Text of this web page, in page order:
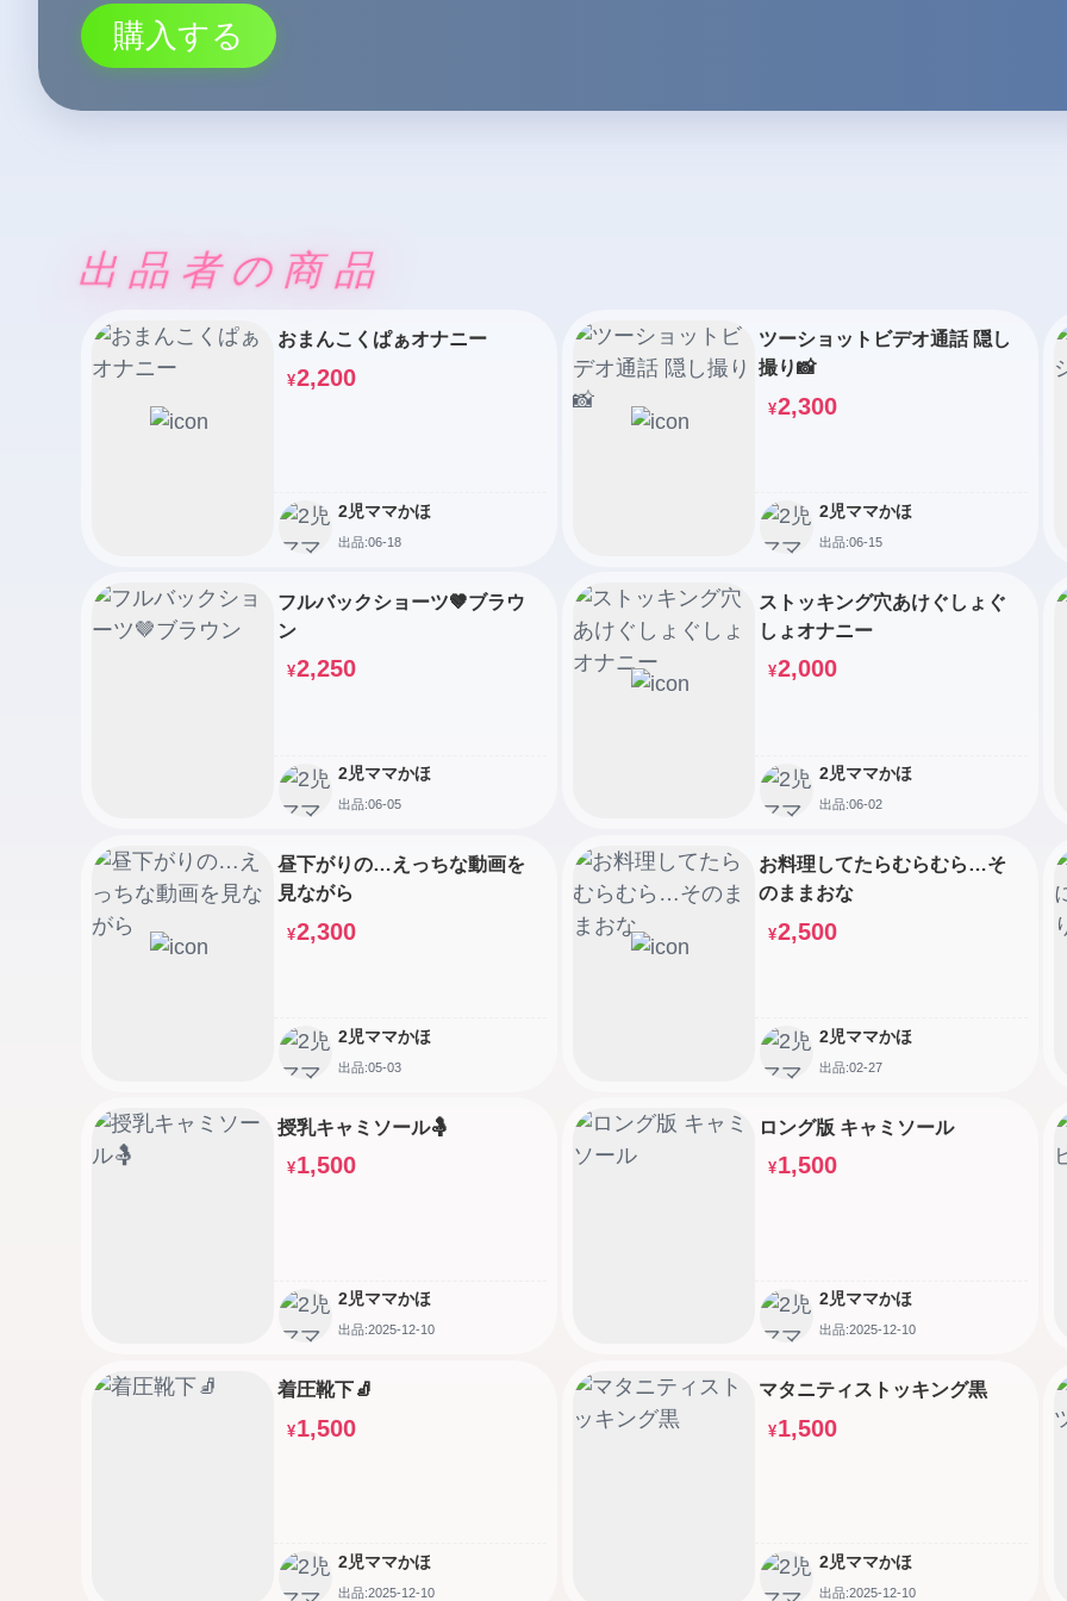
購入する
出品者の商品
おまんこくぱぁオナニー
¥2,200
2児ママかほ
出品:06-18
ツーショットビデオ通話 隠し
撮り📸
¥2,300
2児ママかほ
出品:06-15
フルバックショーツ🤎ブラウ
ン
¥2,250
2児ママかほ
出品:06-05
ストッキング穴あけぐしょぐ
しょオナニー
¥2,000
2児ママかほ
出品:06-02
昼下がりの…えっちな動画を
見ながら
¥2,300
2児ママかほ
出品:05-03
お料理してたらむらむら…そ
のままおな
¥2,500
2児ママかほ
出品:02-27
授乳キャミソール🤱
¥1,500
2児ママかほ
出品:2025-12-10
ロング版 キャミソール
¥1,500
2児ママかほ
出品:2025-12-10
着圧靴下🧦
¥1,500
2児ママかほ
出品:2025-12-10
マタニティストッキング黒
¥1,500
2児ママかほ
出品:2025-12-10